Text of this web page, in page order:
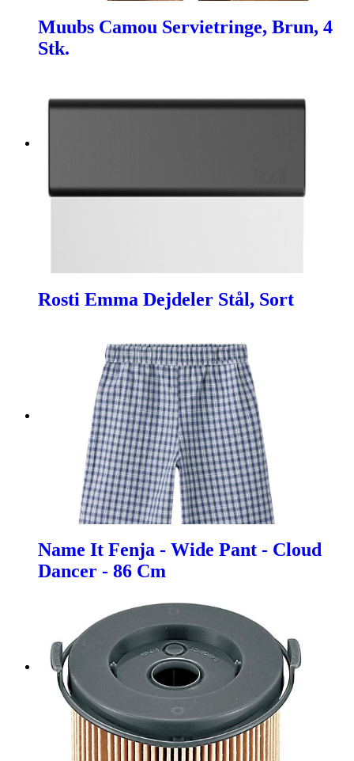
Muubs Camou Servietringe, Brun, 4
Stk.
Rosti Emma Dejdeler Stål, Sort
Name It Fenja - Wide Pant - Cloud
Dancer - 86 Cm